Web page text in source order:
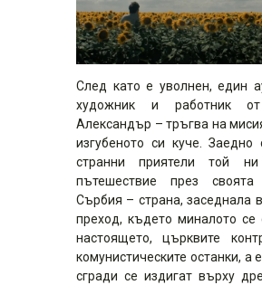
След като е уволнен, един
художник и работник от
Александър – тръгва на
изгубеното си куче. Заедно
странни приятели той
пътешествие през
Сърбия – страна, заседнала
преход, където миналото се
настоящето, църквите
комунистическите останки, а
сгради се издигат върху